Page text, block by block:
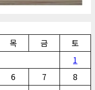
목 금
토
1
6 7
8